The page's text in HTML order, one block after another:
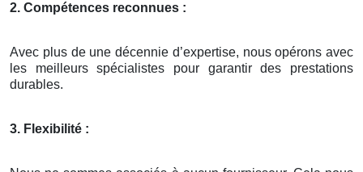
2. Compétences reconnues :
Avec plus de une décennie d’expertise, nous opérons avec
les meilleurs spécialistes pour garantir des prestations
durables.
3. Flexibilité :